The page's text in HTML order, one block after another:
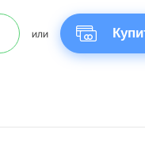
или